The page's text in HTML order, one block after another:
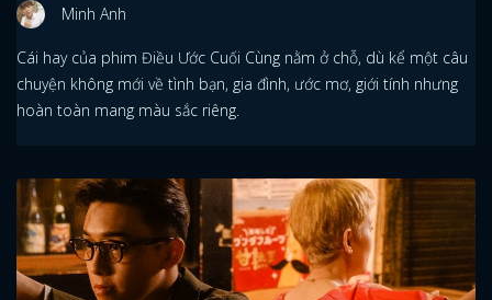
Minh Anh
Cái hay của phim Điều Ước Cuối Cùng nằm ở chỗ, dù kể một câu
chuyện không mới về tình bạn, gia đình, ước mơ, giới tính nhưng
hoàn toàn mang màu sắc riêng.